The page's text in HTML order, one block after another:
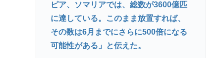
ピア、ソマリアでは、総数が3600億匹
に達している。このまま放置すれば、
その数は6月までにさらに500倍になる
可能性がある」と伝えた。